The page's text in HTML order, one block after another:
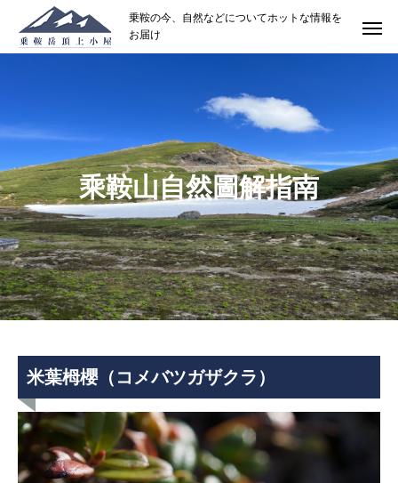
乗鞍の今、自然などについてホットな情報を
お届け
乘鞍山自然圖解指南
米葉栂櫻（コメバツガザクラ）